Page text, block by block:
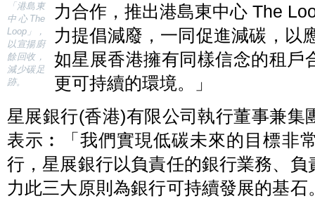
「港島東
中心The
Loop」，
以宣揚廚
餘回收，
減少碳足
跡。
力合作，推出港島東中心 The
力提倡減廢，一同促進減碳，以
如星展香港擁有同樣信念的租戶
更可持續的環境。」
星展銀行(香港)有限公司執行董事兼集
表示︰「我們實現低碳未來的目標非
行，星展銀行以負責任的銀行業務、
力此三大原則為銀行可持續發展的基